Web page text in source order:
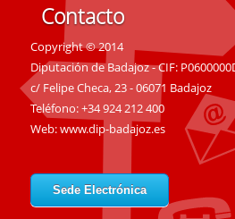
Contacto
Copyright © 2014
Diputación de Badajoz - CIF:
c/ Felipe Checa, 23 - 06071 Badajoz
Teléfono: +34 924 212 400
Web:www.dip-badajoz.es
Sede Electrónica